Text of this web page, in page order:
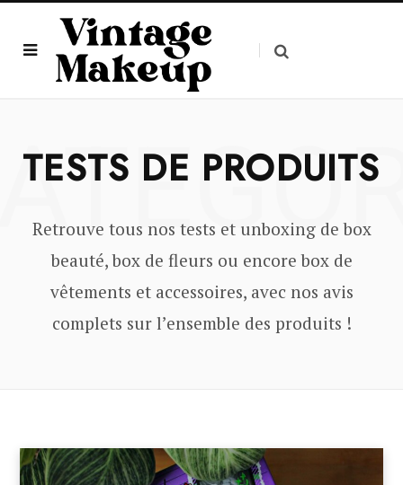
TESTS DE PRODUITS
Retrouve tous nos tests et unboxing de box
beauté, box de fleurs ou encore box de
vêtements et accessoires, avec nos avis
complets sur l’ensemble des produits !